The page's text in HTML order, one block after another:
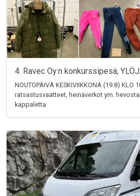
4. Ravec Oy:n konkurssipesä,
NOUTOPÄIVÄ KESKIVIIKKONA (19.8) KLO
ratsastusvaatteet, heinäverkot ym.
kappaletta